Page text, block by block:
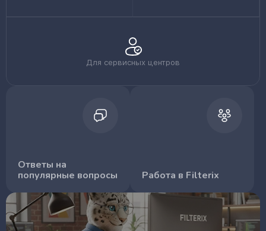
Для сервисных центров
Ответы на
популярные вопросы
Работа в Filterix